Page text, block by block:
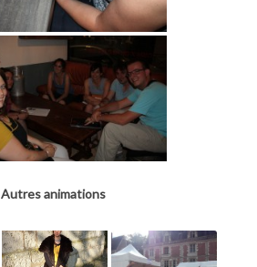
Autres animations